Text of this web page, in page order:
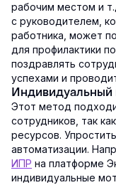
рабочим местом и
с руководителем,
работника, может
для профилактики
поздравлять
успехами и
Индивидуальный
Этот метод
сотрудников, так
ресурсов.
автоматизации.
ИПР на платформе
индивидуальные